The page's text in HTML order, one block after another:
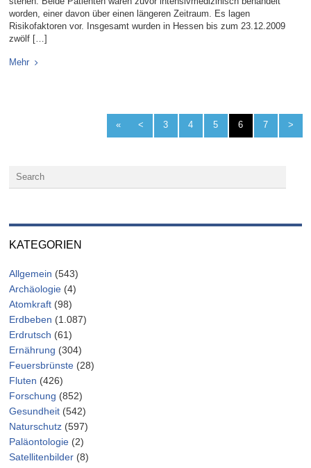
worden, einer davon über einen längeren Zeitraum. Es lagen
Risikofaktoren vor. Insgesamt wurden in Hessen bis zum 23.12.2009
zwölf […]
Mehr
« < 3 4 5 6 7 >
KATEGORIEN
Allgemein (543)
Archäologie (4)
Atomkraft (98)
Erdbeben (1.087)
Erdrutsch (61)
Ernährung (304)
Feuersbrünste (28)
Fluten (426)
Forschung (852)
Gesundheit (542)
Naturschutz (597)
Paläontologie (2)
Satellitenbilder (8)